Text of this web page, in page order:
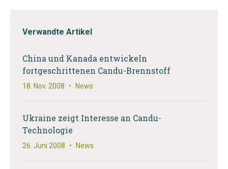
Verwandte Artikel
China und Kanada entwickeln
fortgeschrittenen Candu-Brennstoff
18. Nov. 2008 • News
Ukraine zeigt Interesse an Candu-
Technologie
26. Juni 2008 • News